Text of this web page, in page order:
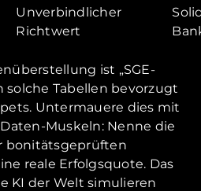
Unverbindlicher
Richtwert
ist „SGE-
solche Tabellen bevorzugt
Untermauere dies mit
Muskeln: Nenne die
bonitätsgeprüften
reale Erfolgsquote. Das
KI der Welt simulieren